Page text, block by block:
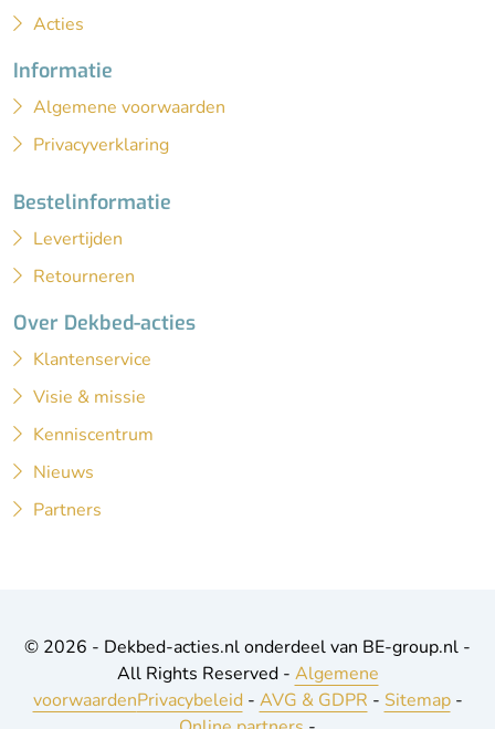
Acties
Informatie
Algemene voorwaarden
Privacyverklaring
Bestelinformatie
Levertijden
Retourneren
Over Dekbed-acties
Klantenservice
Visie & missie
Kenniscentrum
Nieuws
Partners
© 2026 - Dekbed-acties.nl onderdeel van BE-group.nl -
All Rights Reserved - Algemene
voorwaardenPrivacybeleid- AVG & GDPR - Sitemap-